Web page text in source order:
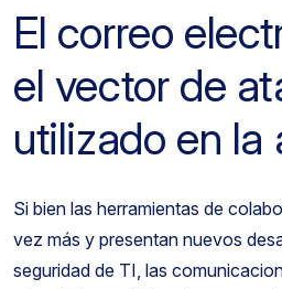
El correo
el vector de
utilizado en la
Si bien las herramientas de
vez más y presentan nuevos
seguridad de TI, las